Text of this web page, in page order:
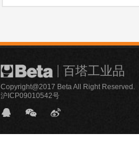
百塔工业品
Copyright@2017 Beta All Right Reserved.
沪ICP09010542号